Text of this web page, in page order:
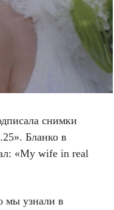
снимки
Бланко в
«My wife in real
мы узнали в